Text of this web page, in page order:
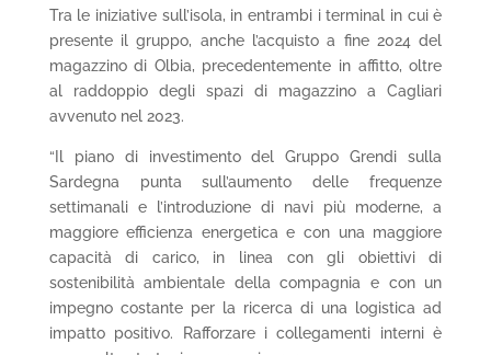
Tra le iniziative sull’isola, in entrambi i terminal in cui è
presente il gruppo, anche l’acquisto a fine 2024 del
magazzino di Olbia, precedentemente in affitto, oltre
al raddoppio degli spazi di magazzino a Cagliari
avvenuto nel 2023.
“Il piano di investimento del Gruppo Grendi sulla
Sardegna punta sull’aumento delle frequenze
settimanali e l’introduzione di navi più moderne, a
maggiore efficienza energetica e con una maggiore
capacità di carico, in linea con gli obiettivi di
sostenibilità ambientale della compagnia e con un
impegno costante per la ricerca di una logistica ad
impatto positivo. Rafforzare i collegamenti interni è